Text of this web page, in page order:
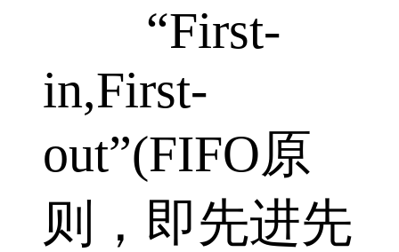
“First-
in,First-
out”(FIFO原
则，即先进先